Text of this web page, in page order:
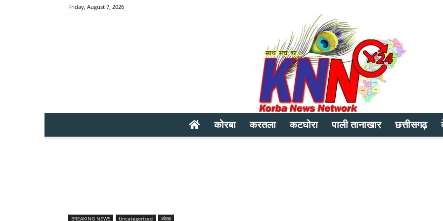
Friday, August 7, 2026
कोरबा करतला कटघोरा पाली तानाखार छत्तीसगढ़
BREAKING NEWS Uncategorized कोरबा